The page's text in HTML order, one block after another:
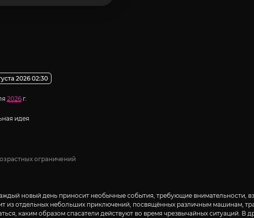
2026 02:30
2026 г.
идея
ограничений
новый день приносит необычные события, требующие внимательности,
из отдельных небольших приключений, посвящённых различным машинам,
каким образом спасатели действуют во время чрезвычайных ситуаций. В